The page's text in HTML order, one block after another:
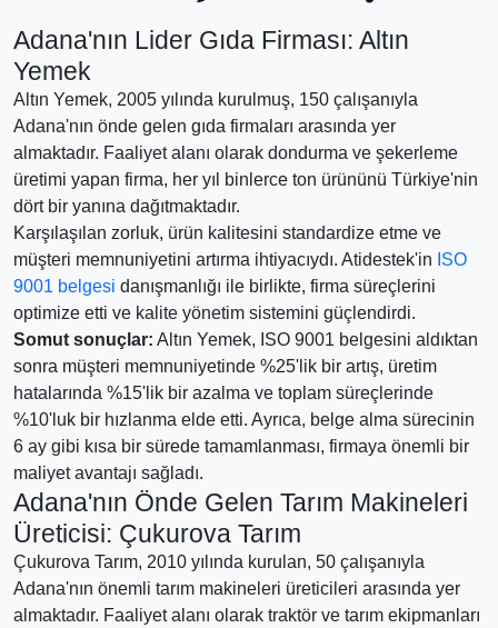
Adana'nın Lider Gıda Firması: Altın
Yemek
Altın Yemek, 2005 yılında kurulmuş, 150 çalışanıyla
Adana'nın önde gelen gıda firmaları arasında yer
almaktadır. Faaliyet alanı olarak dondurma ve şekerleme
üretimi yapan firma, her yıl binlerce ton ürününü Türkiye'nin
dört bir yanına dağıtmaktadır.
Karşılaşılan zorluk, ürün kalitesini standardize etme ve
müşteri memnuniyetini artırma ihtiyacıydı. Atidestek'in ISO
9001 belgesi danışmanlığı ile birlikte, firma süreçlerini
optimize etti ve kalite yönetim sistemini güçlendirdi.
Somut sonuçlar: Altın Yemek, ISO 9001 belgesini aldıktan
sonra müşteri memnuniyetinde %25'lik bir artış, üretim
hatalarında %15'lik bir azalma ve toplam süreçlerinde
%10'luk bir hızlanma elde etti. Ayrıca, belge alma sürecinin
6 ay gibi kısa bir sürede tamamlanması, firmaya önemli bir
maliyet avantajı sağladı.
Adana'nın Önde Gelen Tarım Makineleri
Üreticisi: Çukurova Tarım
Çukurova Tarım, 2010 yılında kurulan, 50 çalışanıyla
Adana'nın önemli tarım makineleri üreticileri arasında yer
almaktadır. Faaliyet alanı olarak traktör ve tarım ekipmanları